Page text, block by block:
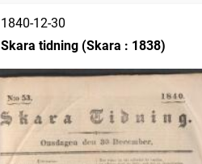
1840-12-30
Skara tidning (Skara : 1838)